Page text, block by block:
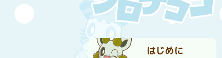
はじめに